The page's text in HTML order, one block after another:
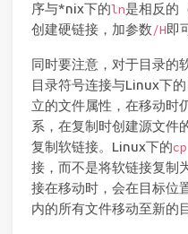
序与*nix下的ln是相反的
创建硬链接，加参数/H即
同时要注意，对于目录的
目录符号连接与Linux下
立的文件属性，在移动时
系，在复制时创建源文件
复制软链接。Linux下的
接，而不是将软链接复制
接在移动时，会在目标位
内的所有文件移动至新的